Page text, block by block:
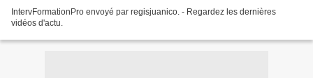
IntervFormationPro envoyé par regisjuanico. - Regardez les dernières
vidéos d'actu.